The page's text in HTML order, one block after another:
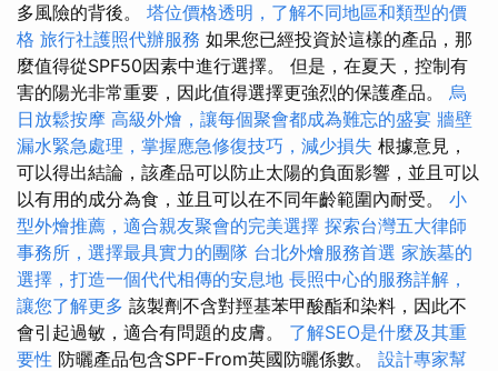
多風險的背後。 塔位價格透明，了解不同地區和類型的價
格 旅行社護照代辦服務 如果您已經投資於這樣的產品，那
麼值得從SPF50因素中進行選擇。 但是，在夏天，控制有
害的陽光非常重要，因此值得選擇更強烈的保護產品。 烏
日放鬆按摩 高級外燴，讓每個聚會都成為難忘的盛宴 牆壁
漏水緊急處理，掌握應急修復技巧，減少損失 根據意見，
可以得出結論，該產品可以防止太陽的負面影響，並且可以
以有用的成分為食，並且可以在不同年齡範圍內耐受。 小
型外燴推薦，適合親友聚會的完美選擇 探索台灣五大律師
事務所，選擇最具實力的團隊 台北外燴服務首選 家族墓的
選擇，打造一個代代相傳的安息地 長照中心的服務詳解，
讓您了解更多 該製劑不含對羥基苯甲酸酯和染料，因此不
會引起過敏，適合有問題的皮膚。 了解SEO是什麼及其重
要性 防曬產品包含SPF-From英國防曬係數。 設計專家幫